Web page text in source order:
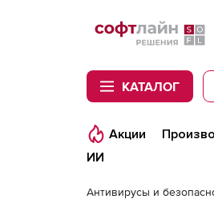
Softline
КАТАЛОГ
Акции
ИИ
Антивирусы и